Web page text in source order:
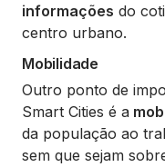
informações do
centro urbano.
Mobilidade
Outro ponto de
Smart Cities é a
da população ao
sem que sejam